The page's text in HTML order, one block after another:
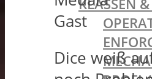
KLASSEN
Gast
Dice weiß